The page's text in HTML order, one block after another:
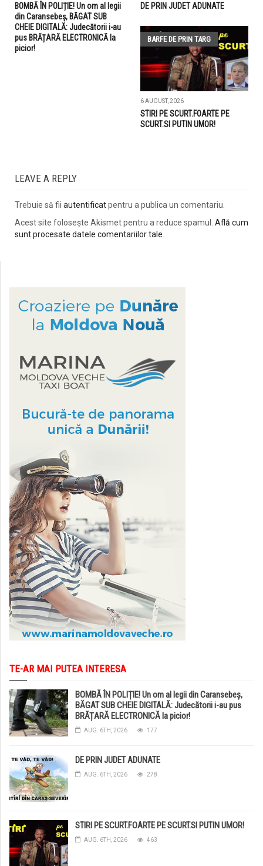
BOMBĂ ÎN POLIȚIE! Un om al legii
din Caransebeș, BĂGAT SUB
CHEIE DIGITALĂ: Judecătorii i-au
pus BRĂȚARĂ ELECTRONICĂ la
picior!
DE PRIN JUDET ADUNATE
BARFE DE PRIN TARG
6 AUGUST, 2026
STIRI PE SCURT.FOARTE PE
SCURT.SI PUTIN UMOR!
LEAVE A REPLY
Trebuie să fii autentificatpentru a publica un comentariu.
Acest site folosește Akismet pentru a reduce spamul. Află cum
sunt procesate datele comentariilor tale
TE-AR MAI PUTEA INTERESA
BOMBĂ ÎN POLIȚIE! Un om al legii din Caransebeș,
BĂGAT SUB CHEIE DIGITALĂ: Judecătorii i-au pus
BRĂȚARĂ ELECTRONICĂ la picior!
AUG. 6TH, 2026 177
DE PRIN JUDET ADUNATE
AUG. 6TH, 2026 278
STIRI PE SCURT.FOARTE PE SCURT.SI PUTIN UMOR!
AUG. 6TH, 2026 463